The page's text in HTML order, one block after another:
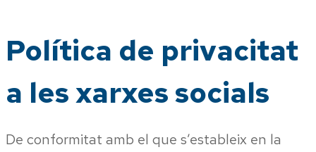
Política de privacitat
a les xarxes socials
De conformitat amb el que s’estableix en la